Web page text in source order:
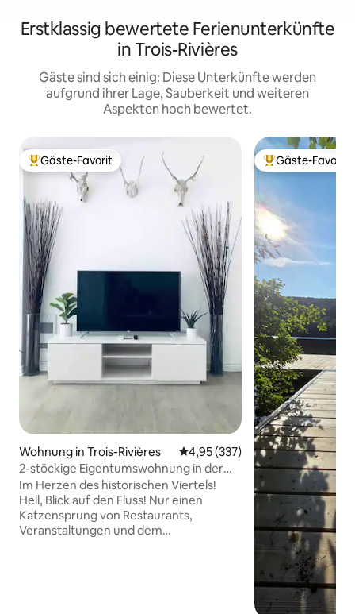
Erstklassig bewertete Ferienunterkünfte
in Trois-Rivières
Gäste sind sich einig: Diese Unterkünfte werden
aufgrund ihrer Lage, Sauberkeit und weiteren
Aspekten hoch bewertet.
Beliebter Gäste-Favorit.
Gäste-Favorit
Wohnung in Trois-Rivières Durchschnittliche Bewertung:
4,95 (337)
2-stöckige Eigentumswohnung in der
Altstadt von Trois-Rivières in der Nähe
des Wassers
Im Herzen des historischen Viertels!
Hell, Blick auf den Fluss! Nur einen
Katzensprung von Restaurants,
Veranstaltungen und dem
Beliebter Gäste-
Gäste-Favorit